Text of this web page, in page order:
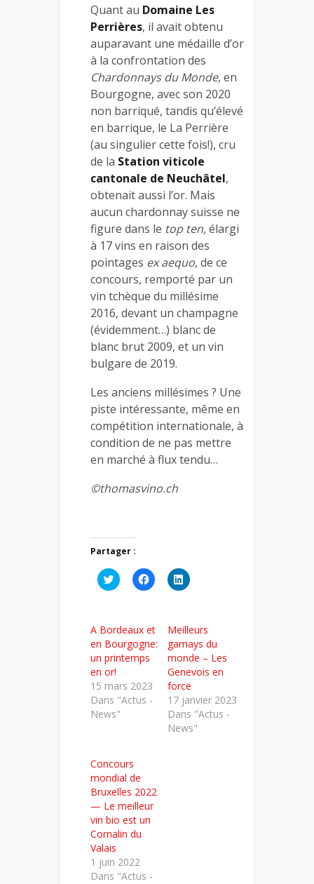
Quant au Domaine Les
Perrières, il avait obtenu
auparavant une médaille d’or
à la confrontation des
Chardonnays du Monde, en
Bourgogne, avec son 2020
non barriqué, tandis qu’élevé
en barrique, le La Perrière
(au singulier cette fois!), cru
de la Station viticole
cantonale de Neuchâtel,
obtenait aussi l’or. Mais
aucun chardonnay suisse ne
figure dans le top ten,élargi
à 17 vins en raison des
pointages ex aequo, de ce
concours, remporté par un
vin tchèque du millésime
2016, devant un champagne
(évidemment…) blanc de
blanc brut 2009, et un vin
bulgare de 2019.
Les anciens millésimes ? Une
piste intéressante, même en
compétition internationale, à
condition de ne pas mettre
en marché à flux tendu…
©thomasvino.ch
Partager :
Cliquez
pour
dans
une
nouvelle
fenêtre)
Cliquez
pour
une
nouvelle
fenêtre)
Cliquez
pour
dans
une
nouvelle
fenêtre)
A Bordeaux et
en Bourgogne:
un printemps
en or!
15 mars 2023
Dans "Actus -
News"
Meilleurs
gamays du
monde – Les
Genevois en
force
17 janvier 2023
Dans "Actus -
News"
Concours
mondial de
Bruxelles 2022
— Le meilleur
vin bio est un
Cornalin du
Valais
1 juin 2022
Dans "Actus -